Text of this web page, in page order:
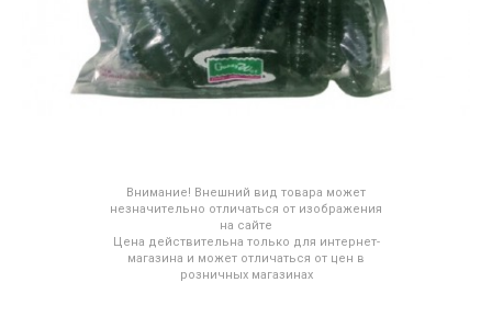
Внимание! Внешний вид товара может
незначительно отличаться от изображения
на сайте
Цена действительна только для интернет-
магазина и может отличаться от цен в
розничных магазинах